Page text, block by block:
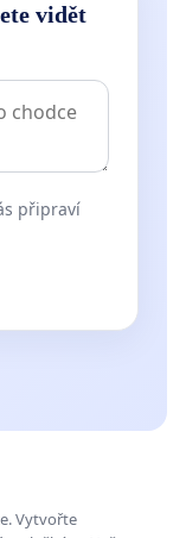
vidět
připraví
Vytvořte